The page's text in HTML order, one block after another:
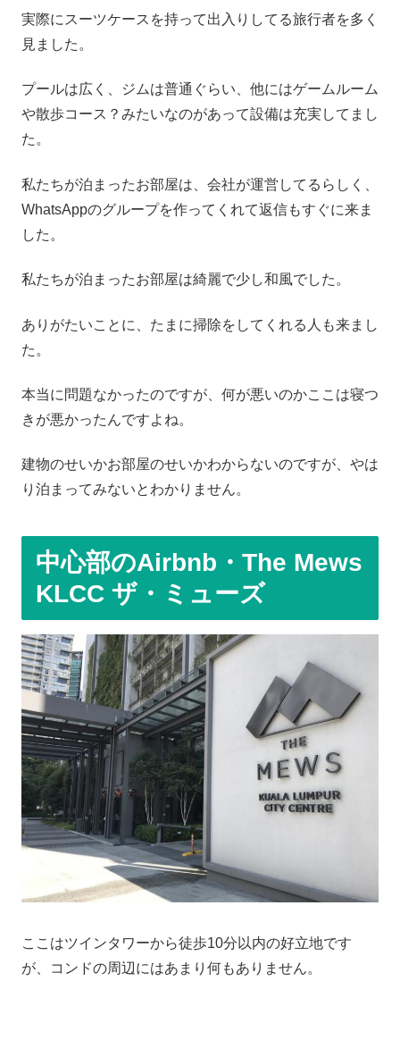
実際にスーツケースを持って出入りしてる旅行者を多く
見ました。
プールは広く、ジムは普通ぐらい、他にはゲームルーム
や散歩コース？みたいなのがあって設備は充実してまし
た。
私たちが泊まったお部屋は、会社が運営してるらしく、
WhatsAppのグループを作ってくれて返信もすぐに来ま
した。
私たちが泊まったお部屋は綺麗で少し和風でした。
ありがたいことに、たまに掃除をしてくれる人も来まし
た。
本当に問題なかったのですが、何が悪いのかここは寝つ
きが悪かったんですよね。
建物のせいかお部屋のせいかわからないのですが、やは
り泊まってみないとわかりません。
中心部のAirbnb・ The Mews
KLCC ザ・ミューズ
ここはツインタワーから徒歩10分以内の好立地です
が、コンドの周辺にはあまり何もありません。